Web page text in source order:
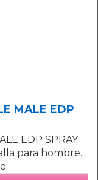
MALE EDP
EDP SPRAY
para hombre.